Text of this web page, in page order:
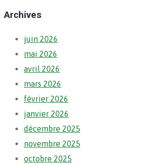
Archives
juin 2026
mai 2026
avril 2026
mars 2026
février 2026
janvier 2026
décembre 2025
novembre 2025
octobre 2025